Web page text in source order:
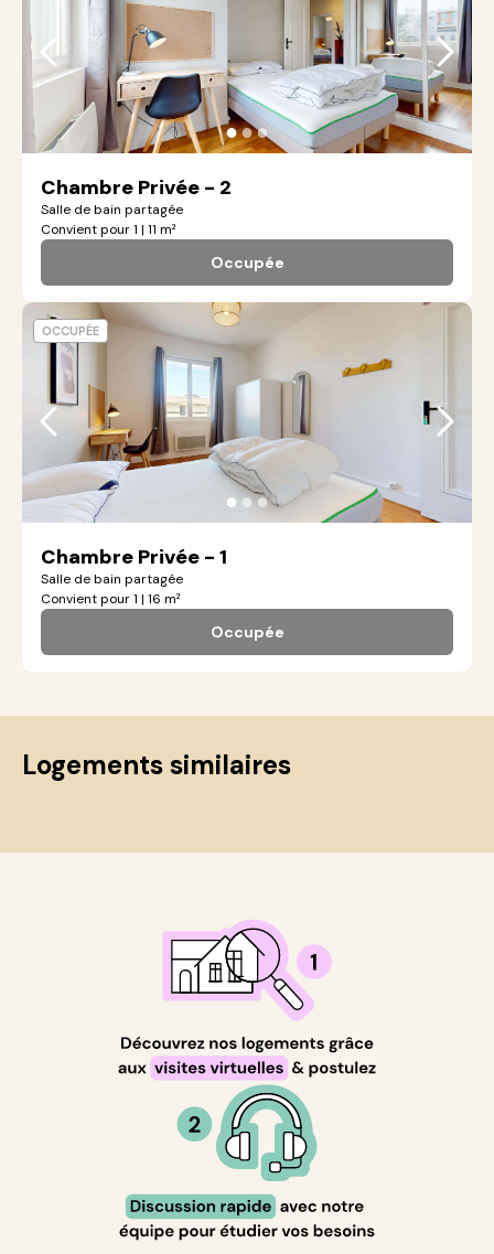
●●●
Chambre Privée - 2
Salle de bain partagée
Convient pour 1 | 11 m²
Occupée
●●●
Chambre Privée - 1
Salle de bain partagée
Convient pour 1 | 16 m²
Occupée
OCCUPÉE
Logements similaires